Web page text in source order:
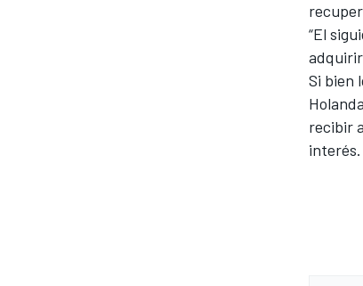
“El
Si bien
recibir
interés.